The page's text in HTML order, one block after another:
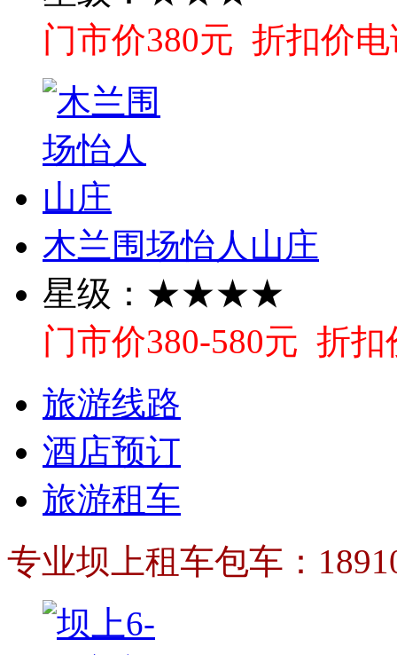
门市价380元 折扣价
木兰围场怡人山庄
星级：★★★★
门市价380-580元 折扣
旅游线路
酒店预订
旅游租车
专业坝上租车包车：